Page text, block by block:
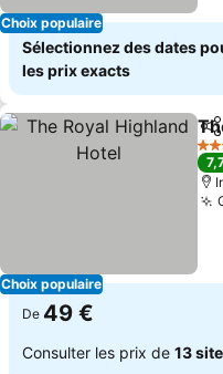
Choix populaire
Sélectionnez des dates
les prix exacts
Choix populaire
3
De 49 €
Consulter les prix de 13